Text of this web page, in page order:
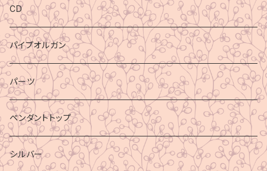
CD
パイプオルガン
パーツ
ペンダントトップ
シルバー